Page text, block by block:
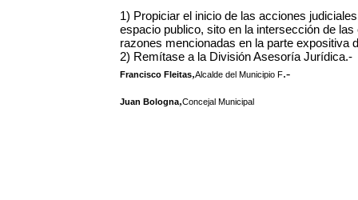
1) Propiciar el inicio de las acciones
espacio publico, sito en la intersección de
razones mencionadas en la parte expositiva
2) Remítase a la División Asesoría Jurídica.-
Francisco Fleitas,Alcalde del Municipio F.-
Juan Bologna,Concejal Municipal